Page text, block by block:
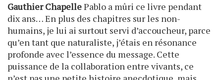
Gauthier ChapellePablo a mûri ce livre pendant
dix ans… En plus des chapitres sur les non-
humains, je lui ai surtout servi d’accoucheur, parce
qu’en tant que naturaliste, j’étais en résonance
profonde avec l’essence du message. Cette
puissance de la collaboration entre vivants, ce